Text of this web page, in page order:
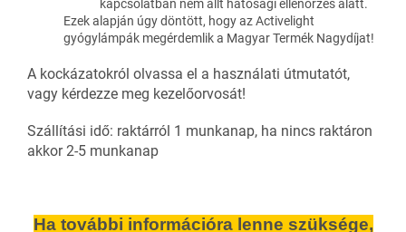
kapcsolatban nem állt hatósági ellenőrzés alatt.
Ezek alapján úgy döntött, hogy az Activelight
gyógylámpák megérdemlik a Magyar Termék Nagydíjat!
A kockázatokról olvassa el a használati útmutatót,
vagy kérdezze meg kezelőorvosát!
Szállítási idő: raktárról 1 munkanap, ha nincs raktáron
akkor 2-5 munkanap
Ha további információra lenne szüksége,